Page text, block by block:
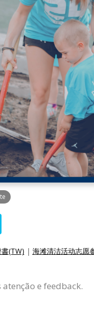
(TW) | 海滩清洁活动志愿
e feedback.